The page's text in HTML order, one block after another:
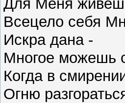
Всецело себя
Искра дана -
Многое можешь
Когда в
Огню